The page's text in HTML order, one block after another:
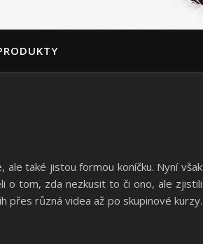
ale také jistou formou koníčku. Nyní však
o tom, zda nezkusit to či ono, ale zjistili
přes různá videa až po skupinové kurzy.